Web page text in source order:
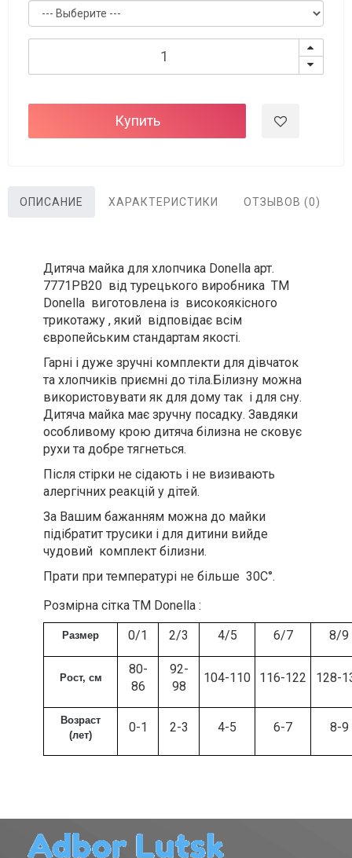
Купить
ОПИСАНИЕ ХАРАКТЕРИСТИКИ ОТЗЫВОВ (0)
Дитяча майка для хлопчика Donella арт.
7771PB20 від турецького виробника ТМ
Donella виготовлена із високоякісного
трикотажу , який відповідає всім
європейським стандартам якості.
Гарні і дуже зручні комплекти для дівчаток
та хлопчиків приємні до тіла.Білизну можна
використовувати як для дому так і для сну.
Дитяча майка має зручну посадку. Завдяки
особливому крою дитяча білизна не сковує
рухи та добре тягнеться.
Після стірки не сідають і не визивають
алергічних реакцій у дітей.
За Вашим бажанням можна до майки
підібратит трусики і для дитини вийде
чудовий комплект білизни.
Прати при температурі не більше 30С°.
Розмірна сітка ТМ Donella :
Размер 0/1 2/3 4/5 6/7 8/9
Рост, см
80-
86
92-
98
104-110 116-122 128-
Возраст
(лет)
0-1 2-3 4-5 6-7 8-9